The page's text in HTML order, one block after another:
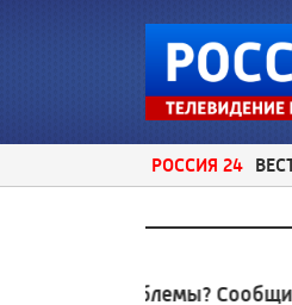
РОССИЯ 24
проблемы? Сообщите о